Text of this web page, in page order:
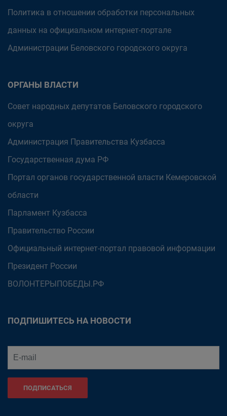
Политика в отношении обработки персональных
данных на официальном интернет-портале
Администрации Беловского городского округа
ОРГАНЫ ВЛАСТИ
Совет народных депутатов Беловского городского
округа
Администрация Правительства Кузбасса
Государственная дума РФ
Портал органов государственной власти Кемеровской
области
Парламент Кузбасса
Правительство России
Официальный интернет-портал правовой информации
Президент России
ВОЛОНТЕРЫПОБЕДЫ.РФ
ПОДПИШИТЕСЬ НА НОВОСТИ
ПОДПИСАТЬСЯ